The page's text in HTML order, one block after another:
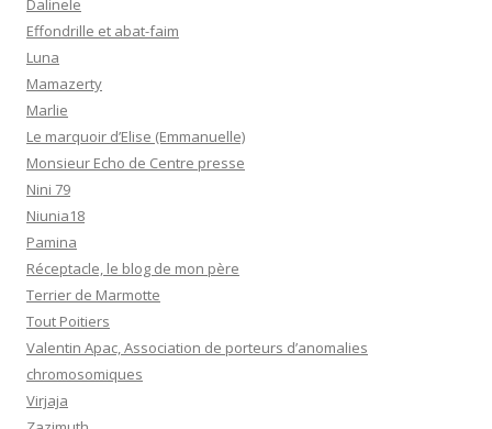
Dalinele
Effondrille et abat-faim
Luna
Mamazerty
Marlie
Le marquoir d’Elise (Emmanuelle)
Monsieur Echo de Centre presse
Nini 79
Niunia18
Pamina
Réceptacle, le blog de mon père
Terrier de Marmotte
Tout Poitiers
Valentin Apac, Association de porteurs d’anomalies
chromosomiques
Virjaja